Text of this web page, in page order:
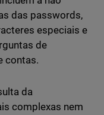
das passwords,
especiais e
de
contas.
da
complexas nem